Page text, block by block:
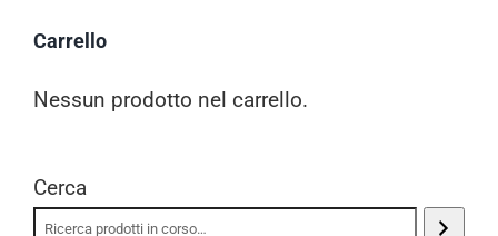
Carrello
Nessun prodotto nel carrello.
Cerca